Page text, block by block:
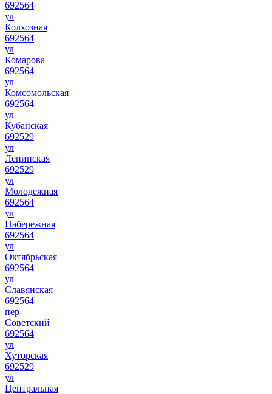
692564
ул
Колхозная
692564
ул
Комарова
692564
ул
Комсомольская
692564
ул
Кубанская
692529
ул
Ленинская
692529
ул
Молодежная
692564
ул
Набережная
692564
ул
Октябрьская
692564
ул
Славянская
692564
пер
Советский
692564
ул
Хуторская
692529
ул
Центральная